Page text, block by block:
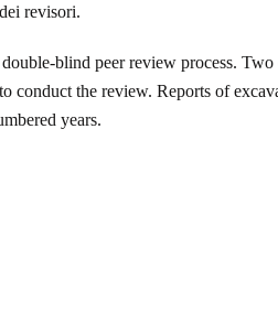
revisori.
blind peer review process.
conduct the review. Reports of
years.